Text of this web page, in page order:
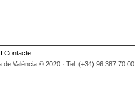
I Contacte
de València © 2020 · Tel. (+34) 96 387 70 00